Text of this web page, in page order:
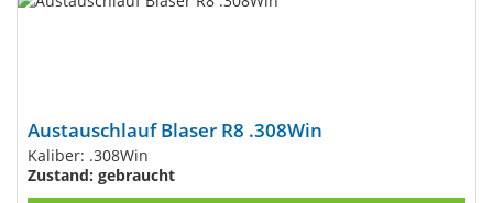
Austauschlauf Blaser R8 .308Win
Kaliber: .308Win
Zustand: gebraucht